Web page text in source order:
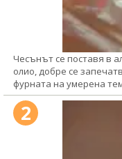
Чесънът се поставя в
олио, добре се
фурната на умерена
2